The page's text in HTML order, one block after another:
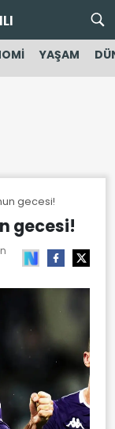
YAŞAM
gecesi!
gecesi!